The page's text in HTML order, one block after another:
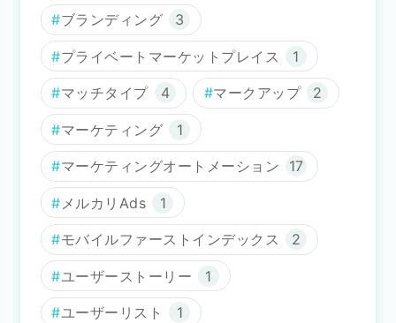
ブランディング 3
プライベートマーケットプレイス 1
マッチタイプ 4 マークアップ 2
マーケティング 1
マーケティングオートメーション 17
メルカリAds 1
モバイルファーストインデックス 2
ユーザーストーリー 1
ユーザーリスト 1